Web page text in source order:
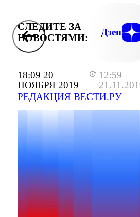
18:09 20
НОЯБРЯ 2019
12:59
РЕДАКЦИЯ ВЕСТИ.РУ
СЛЕДИТЕ ЗА
НОВОСТЯМИ:
Дзен